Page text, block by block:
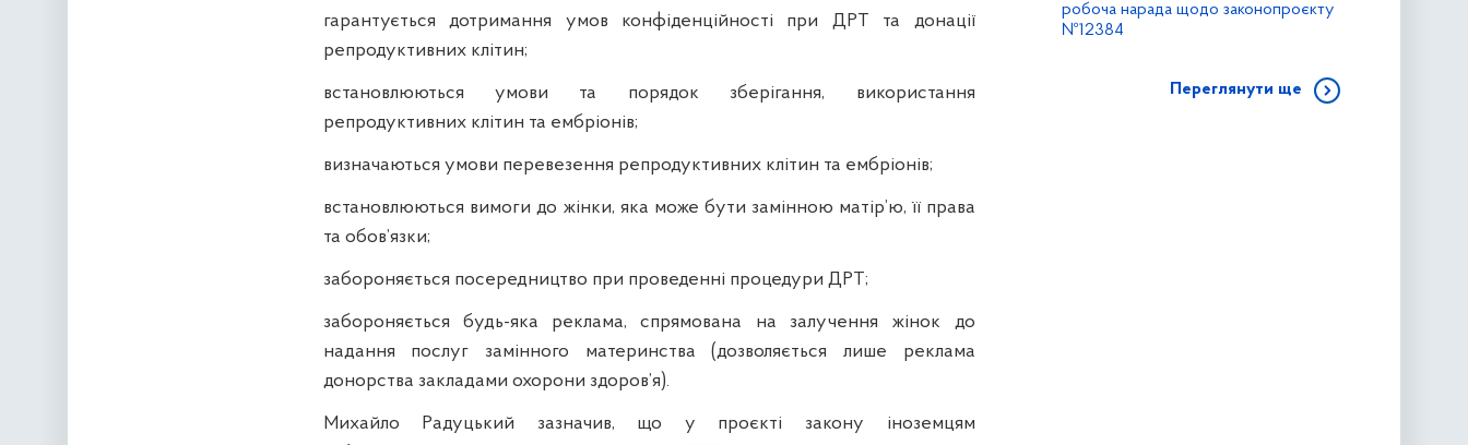
гарантується дотримання умов конфіденційності при ДРТ та донації
репродуктивних клітин;
встановлюються умови та порядок зберігання, використання
репродуктивних клітин та ембріонів;
визначаються умови перевезення репродуктивних клітин та ембріонів;
встановлюються вимоги до жінки, яка може бути замінною матір’ю, її права
та обов’язки;
забороняється посередництво при проведенні процедури ДРТ;
забороняється будь-яка реклама, спрямована на залучення жінок до
надання послуг замінного материнства (дозволяється лише реклама
донорства закладами охорони здоров’я).
Михайло Радуцький зазначив, що у проєкті закону іноземцям
робоча нарада щодо законопроєкту
№12384
Переглянути ще